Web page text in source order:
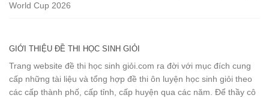
World Cup 2026
GIỚI THIỆU ĐỀ THI HỌC SINH GIỎI
Trang website đề thi học sinh giỏi.com ra đời với mục đích cung
cấp những tài liệu và tổng hợp đề thi ôn luyện học sinh giỏi theo
các cấp thành phố, cấp tỉnh, cấp huyện qua các năm. Để thầy cô